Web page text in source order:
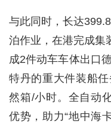
与此同时，长达
泊作业，在港完成集
成2件动车车体出口
特丹的重大件装船
然箱/小时。全自动
优势，助力“地中海